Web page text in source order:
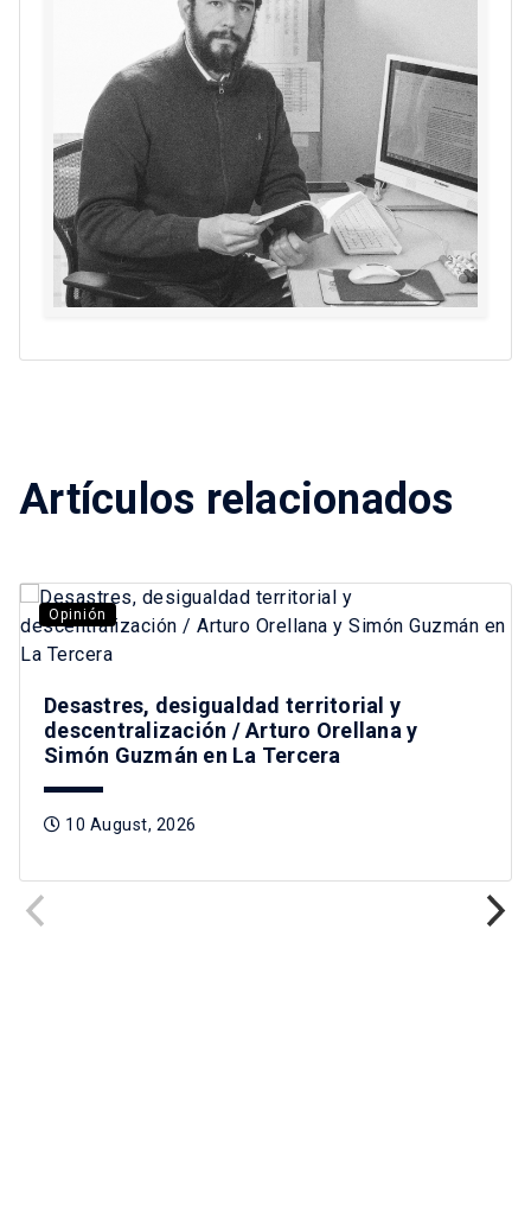
Artículos relacionados
Opinión
Desastres, desigualdad territorial y
descentralización / Arturo Orellana y
Simón Guzmán en La Tercera
10 August, 2026